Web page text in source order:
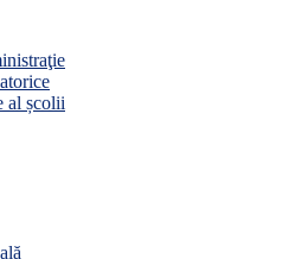
al școlii